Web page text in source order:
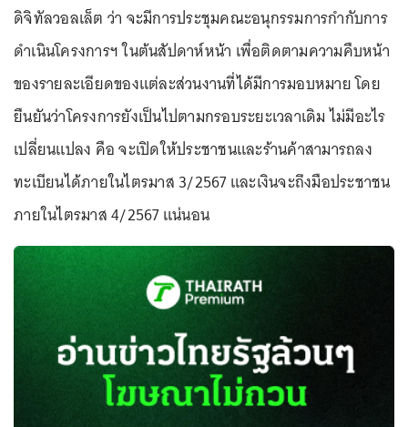
ดิจิทัลวอลเล็ต ว่า จะมีการประชุมคณะอนุกรรมการกำกับการ
ดำเนินโครงการฯ ในต้นสัปดาห์หน้า เพื่อติดตามความคืบหน้า
ของรายละเอียดของแต่ละส่วนงานที่ได้มีการมอบหมาย โดย
ยืนยันว่าโครงการยังเป็นไปตามกรอบระยะเวลาเดิม ไม่มีอะไร
เปลี่ยนแปลง คือ จะเปิดให้ประชาชนและร้านค้าสามารถลง
ทะเบียนได้ภายในไตรมาส 3/2567 และเงินจะถึงมือประชาชน
ภายในไตรมาส 4/2567 แน่นอน